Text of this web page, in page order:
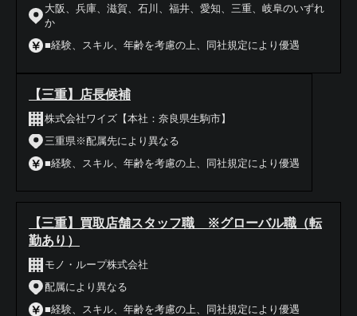
大阪、兵庫、滋賀、石川、福井、愛知、三重、岐阜のいずれ
か
■経験、スキル、年齢を考慮の上、同社規定により優遇
【三重】店長候補
株式会社ワイズ【本社：奈良県生駒市】
三重県※配属先により異なる
■経験、スキル、年齢を考慮の上、同社規定により優遇
【三重】買取店舗スタッフ職 ※グローバル職（転
勤あり）
モノ・ループ株式会社
配属により異なる
■経験、スキル、年齢を考慮の上、同社規定により優遇